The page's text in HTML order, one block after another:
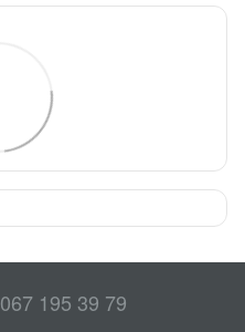
067 195 39 79